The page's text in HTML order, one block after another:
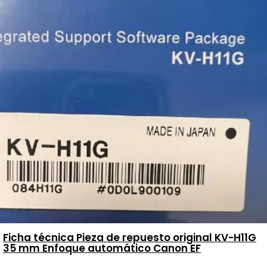
Ficha técnica Pieza de repuesto original KV-H11G
35 mm Enfoque automático Canon EF